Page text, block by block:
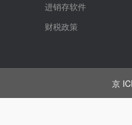
进销存软件
财税政策
京